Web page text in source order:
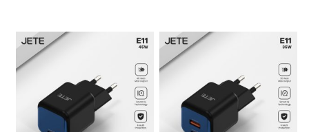
was:
is:
Rp 349.900.
is: